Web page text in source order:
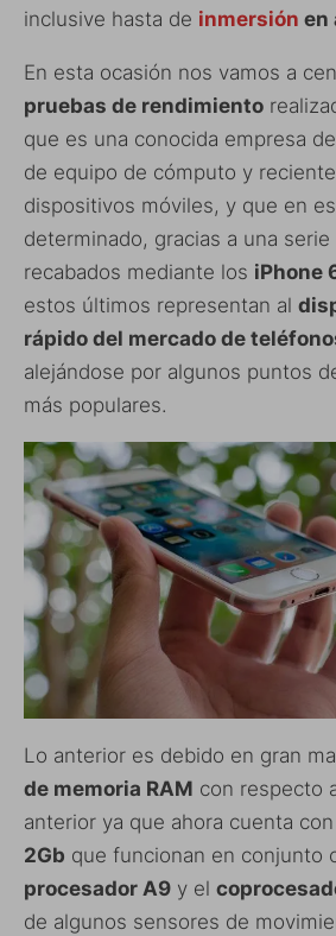
inclusive hasta de inmersión en
En esta ocasión nos vamos a
pruebas de rendimiento
que es una conocida empresa
de equipo de cómputo y
dispositivos móviles, y que en
determinado, gracias a una
recabados mediante los iPhone
estos últimos representan al
rápido del mercado de
alejándose por algunos puntos
más populares.
Lo anterior es debido en gran
de memoria RAM con respecto
anterior ya que ahora cuenta
2Gb que funcionan en conjunto
procesador A9 y el
de algunos sensores de